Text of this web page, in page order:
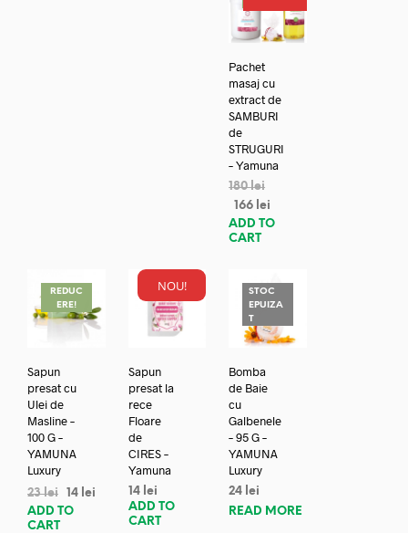
Pachet
masaj cu
extract de
SAMBURI
de
STRUGURI
– Yamuna
180lei
166 lei
ADD TO
CART
REDUC
ERE!
Sapun
presat cu
Ulei de
Masline –
100 G –
YAMUNA
Luxury
23lei 14 lei
ADD TO
CART
NOU!
Sapun
presat la
rece
Floare
de
CIRES –
Yamuna
14 lei
ADD TO
CART
STOC
EPUIZA
T
Bomba
de Baie
cu
Galbenele
– 95 G –
YAMUNA
Luxury
24 lei
READ MORE